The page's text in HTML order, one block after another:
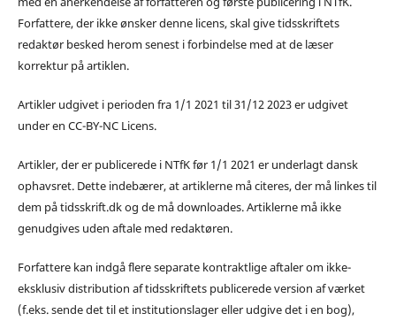
Forfattere, der ikke ønsker denne licens, skal give tidsskriftets
redaktør besked herom senest i forbindelse med at de læser
korrektur på artiklen.
Artikler udgivet i perioden fra 1/1 2021 til 31/12 2023 er udgivet
under en CC-BY-NC Licens.
Artikler, der er publicerede i NTfK før 1/1 2021 er underlagt dansk
ophavsret. Dette indebærer, at artiklerne må citeres, der må linkes til
dem på tidsskrift.dk og de må downloades. Artiklerne må ikke
genudgives uden aftale med redaktøren.
Forfattere kan indgå flere separate kontraktlige aftaler om ikke-
eksklusiv distribution af tidsskriftets publicerede version af værket
(f.eks. sende det til et institutionslager eller udgive det i en bog),